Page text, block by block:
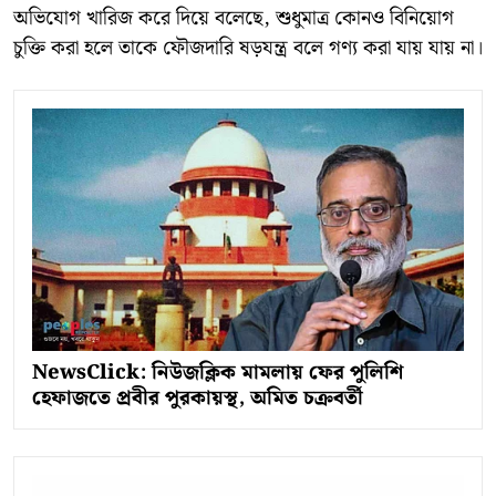
অভিযোগ খারিজ করে দিয়ে বলেছে, শুধুমাত্র কোনও বিনিয়োগ
চুক্তি করা হলে তাকে ফৌজদারি ষড়যন্ত্র বলে গণ্য করা যায় যায় না।
NewsClick: নিউজক্লিক মামলায় ফের পুলিশি
হেফাজতে প্রবীর পুরকায়স্থ, অমিত চক্রবর্তী